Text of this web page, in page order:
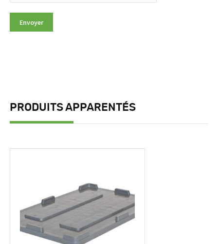
PRODUITS APPARENTÉS